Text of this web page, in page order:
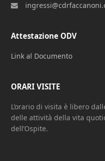
Attestazione ODV
Link al Documento
ORARI VISITE
L’orario di visita è libero
delle attività della vita
dell’Ospite.